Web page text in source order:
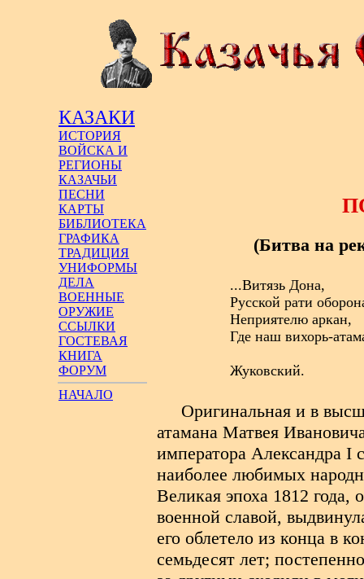
КАЗАКИ
ИСТОРИЯ
ВОЙСКА И
РЕГИОНЫ
КАЗАЧЬИ
ПЕСНИ
КАРТЫ
БИБЛИОТЕКА
ГРАФИКА
ТРАДИЦИЯ
УНИФОРМЫ
ДЕЛА
ВОЕННЫЕ
ОРУЖИЕ
ССЫЛКИ
ГОСТЕВАЯ
КНИГА
ФОРУМ
НАЧАЛО
(Битва на
...Витязь Дона,
Русской рати
Неприятелю аркан,
Где наш вихорь-
Жуковский.
Оригинальная и в
атамана Матвея
императора Александра I
наиболее любимых
Великая эпоха 1812 года,
военной славой,
его облетело из конца в
семьдесят лет;